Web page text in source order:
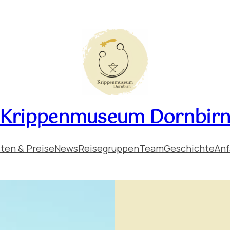
Dornbirn
& PreiseNewsReisegruppenTeamGeschichte